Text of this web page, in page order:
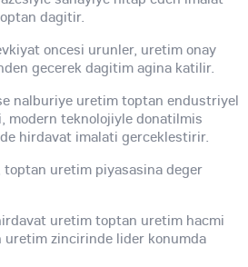
dagitir.
oncesi urunler, uretim onay
gecerek dagitim agina katilir.
nalburiye uretim toptan endustriyel
modern teknolojiyle donatilmis
hirdavat imalati gerceklestirir.
toptan uretim piyasasina deger
uretim toptan uretim hacmi
uretim zincirinde lider konumda